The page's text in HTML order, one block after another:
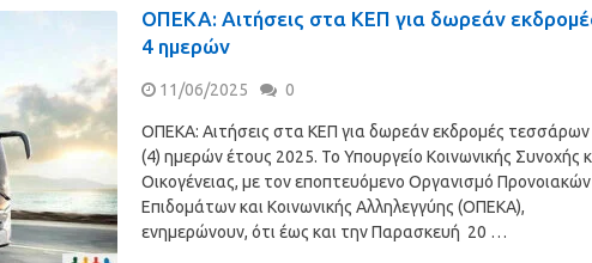
ΟΠΕΚΑ: Αιτήσεις στα ΚΕΠ για δωρεάν
4 ημερών
11/06/2025 0
ΟΠΕΚΑ: Αιτήσεις στα ΚΕΠ για δωρεάν εκδρομές τεσσάρων
(4) ημερών έτους 2025. Το Υπουργείο Κοινωνικής Συνοχής
Οικογένειας, με τον εποπτευόμενο Οργανισμό Προνοιακών
Επιδομάτων και Κοινωνικής Αλληλεγγύης (ΟΠΕΚΑ),
ενημερώνουν, ότι έως και την Παρασκευή 20 …